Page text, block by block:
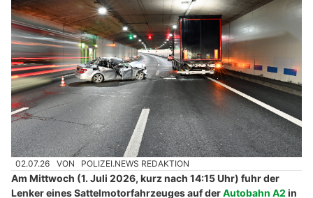
02.07.26 VON POLIZEI.NEWS REDAKTION
Am Mittwoch (1. Juli 2026, kurz nach 14:15 Uhr) fuhr der
Lenker eines Sattelmotorfahrzeuges auf derAutobahn A2 in